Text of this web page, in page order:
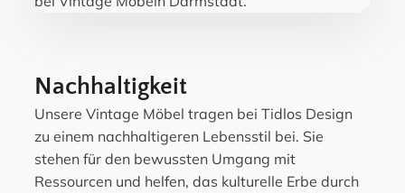
Nachhaltigkeit
Unsere Vintage Möbel tragen bei Tidlos Design
zu einem nachhaltigeren Lebensstil bei. Sie
stehen für den bewussten Umgang mit
Ressourcen und helfen, das kulturelle Erbe durch